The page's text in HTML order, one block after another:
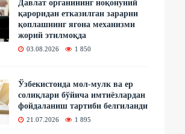
Давлат органининг ноқонуний
қароридан етказилган зарарни
қоплашнинг ягона механизми
жорий этилмоқда
03.08.2026 1 850
Ўзбекистонда мол-мулк ва ер
солиқлари бўйича имтиёзлардан
фойдаланиш тартиби белгиланди
21.07.2026 1 895